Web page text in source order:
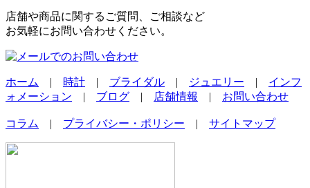
店舗や商品に関するご質問、ご相談など
お気軽にお問い合わせください。
ホーム | 時計 | ブライダル | ジュエリー | インフ
ォメーション | ブログ | 店舗情報 | お問い合わせ
コラム | プライバシー・ポリシー | サイトマップ